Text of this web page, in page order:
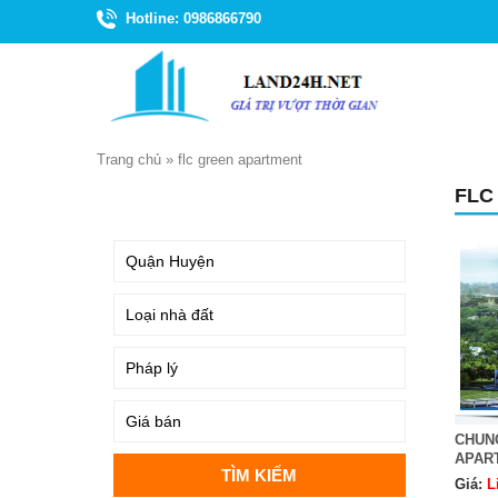
Hotline: 0986866790
Trang chủ » flc green apartment
FLC
Giá: